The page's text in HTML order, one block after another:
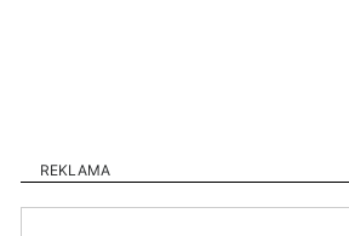
REKLAMA